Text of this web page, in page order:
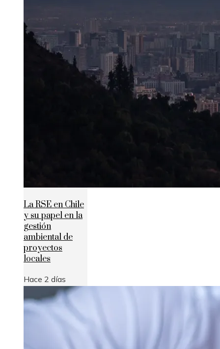
La RSE en Chile
y su papel en la
gestión
ambiental de
proyectos
locales
Hace 2 días